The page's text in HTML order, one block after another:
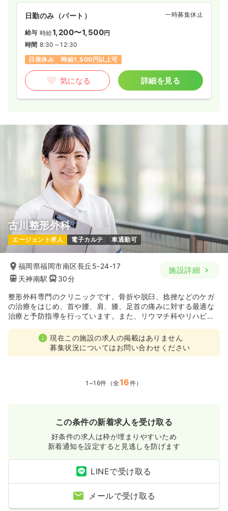
日勤のみ（パート） 一時募集休止
給与 時給1,200〜1,500円
時間 8:30～12:30
日祝休み
時給1,500円以上可
気になる 詳細を見る
古川整形外科
エージェント求人 電子カルテ 車通勤可
福岡県福岡市南区長丘5-24-17
天神南駅
30分
施設詳細
整形外科専門のクリニックです。骨折や脱臼、捻挫などのケガ
の治療をはじめ、首や腰、肩、膝、足首の痛みに対する最適な
治療と予防指導を行っています。また、リウマチ科やリハビリ
とりに適したリハビリメニューを提案し、健康で自立した生活
のサポートをしています。
現在この施設の求人の掲載はありません
募集状況についてはお問い合わせください
1~16件（全16件）
この条件の新着求人を受け取る
好条件の求人は枠が埋まりやすいため
新着通知を設定すると見逃しを防げます
LINEで受け取る
メールで受け取る